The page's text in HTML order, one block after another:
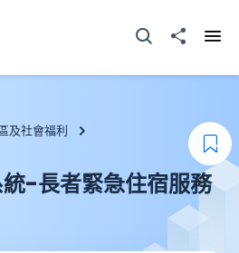
打開搜尋器分享至
及社會福利
-長者緊急住宿服務
加